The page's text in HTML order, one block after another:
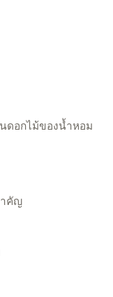
ดอกไม้ของน้ำหอม
คัญ